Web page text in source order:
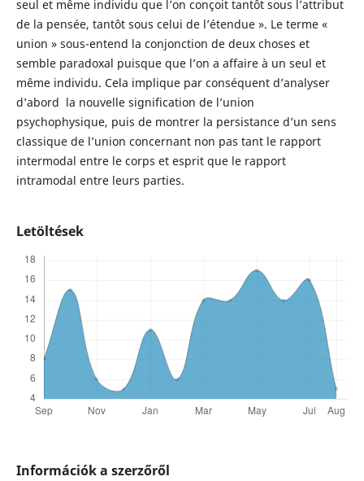
seul et même individu que l’on conçoit tantôt sous l’attribut
de la pensée, tantôt sous celui de l’étendue ». Le terme «
union » sous-entend la conjonction de deux choses et
semble paradoxal puisque que l’on a affaire à un seul et
même individu. Cela implique par conséquent d’analyser
d’abord la nouvelle signification de l’union
psychophysique, puis de montrer la persistance d’un sens
classique de l’union concernant non pas tant le rapport
intermodal entre le corps et esprit que le rapport
intramodal entre leurs parties.
Letöltések
Információk a szerzőről